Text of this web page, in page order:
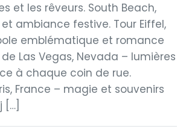
et les rêveurs. South Beach,
ambiance festive. Tour Eiffel,
emblématique et romance
Las Vegas, Nevada – lumières
à chaque coin de rue.
France – magie et souvenirs
[…]